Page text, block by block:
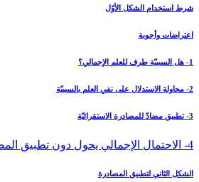
شرط استخدام الشكل الأوّل
اعتراضات وأجوبة
1- هل السببيّة طرف للعلم الإجمالي؟
2- محاولة الاستدلال على نفي العلم بالسببيّة
3- تطبيق مضادّ للمصادرة الاستقرائيّة
4- الاحتمال الإجمالي يحول دون تطبيق المصادرة
الشكل الثاني لتطبيق المصادرة